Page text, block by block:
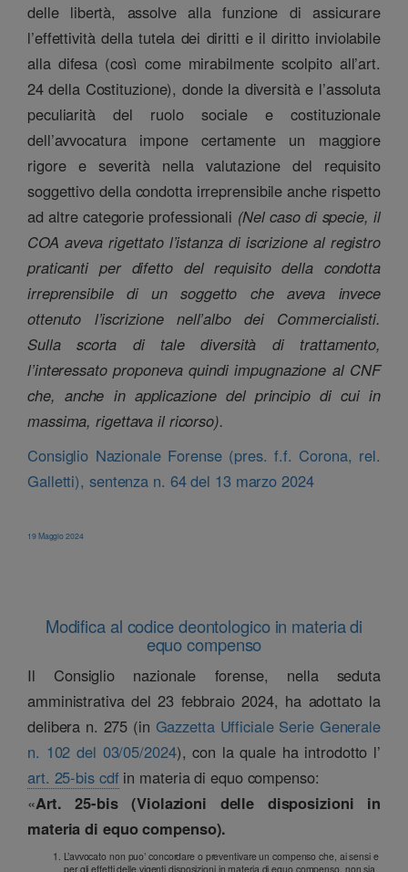
delle libertà, assolve alla funzione di assicurare
l’effettività della tutela dei diritti e il diritto inviolabile
alla difesa (così come mirabilmente scolpito all’art.
24 della Costituzione), donde la diversità e l’assoluta
peculiarità del ruolo sociale e costituzionale
dell’avvocatura impone certamente un maggiore
rigore e severità nella valutazione del requisito
soggettivo della condotta irreprensibile anche rispetto
ad altre categorie professionali (Nel caso di specie, il
COA aveva rigettato l’istanza di iscrizione al registro
praticanti per difetto del requisito della condotta
irreprensibile di un soggetto che aveva invece
ottenuto l’iscrizione nell’albo dei Commercialisti.
Sulla scorta di tale diversità di trattamento,
l’interessato proponeva quindi impugnazione al CNF
che, anche in applicazione del principio di cui in
massima, rigettava il ricorso).
Consiglio Nazionale Forense (pres. f.f. Corona, rel.
Galletti), sentenza n. 64 del 13 marzo 2024
19 Maggio 2024
Modifica al codice deontologico in materia di
equo compenso
Il Consiglio nazionale forense, nella seduta
amministrativa del 23 febbraio 2024, ha adottato la
delibera n. 275 (in Gazzetta Ufficiale Serie Generale
n. 102 del 03/05/2024), con la quale ha introdotto l’
art. 25-bis cdfin materia di equo compenso:
«Art. 25-bis (Violazioni delle disposizioni in
materia di equo compenso).
L’avvocato non puo’ concordare o preventivare un compenso che, ai sensi e
per gli effetti delle vigenti disposizioni in materia di equo compenso, non sia